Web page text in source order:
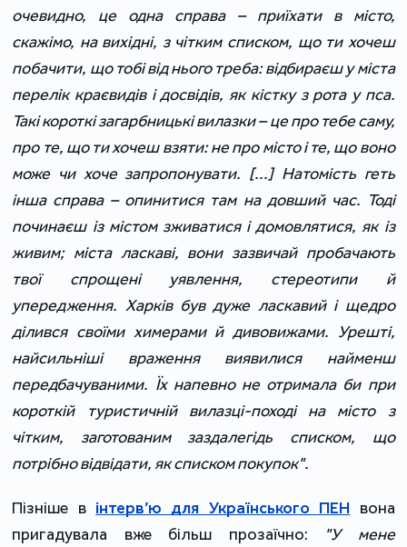
очевидно, це одна справа – приїхати в місто,
скажімо, на вихідні, з чітким списком, що ти хочеш
побачити, що тобі від нього треба: відбираєш у міста
перелік краєвидів і досвідів, як кістку з рота у пса.
Такі короткі загарбницькі вилазки – це про тебе саму,
про те, що ти хочеш взяти: не про місто і те, що воно
може чи хоче запропонувати. [...] Натомість геть
інша справа – опинитися там на довший час. Тоді
починаєш із містом зживатися і домовлятися, як із
живим; міста ласкаві, вони зазвичай пробачають
твої спрощені уявлення, стереотипи й
упередження. Харків був дуже ласкавий і щедро
ділився своїми химерами й дивовижами. Урешті,
найсильніші враження виявилися найменш
передбачуваними. Їх напевно не отримала би при
короткій туристичній вилазці-поході на місто з
чітким, заготованим заздалегідь списком, що
потрібно відвідати, як списком покупок".
Пізніше в інтерв’ю для Українського ПЕН вона
пригадувала вже більш прозаїчно: "У мене